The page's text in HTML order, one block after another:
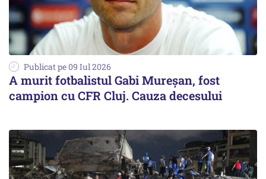
Publicat pe 09 Iul 2026
A murit fotbalistul Gabi Mureșan, fost
campion cu CFR Cluj. Cauza decesului